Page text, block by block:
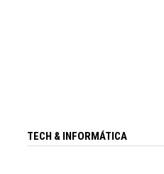
TECH & INFORMÁTICA